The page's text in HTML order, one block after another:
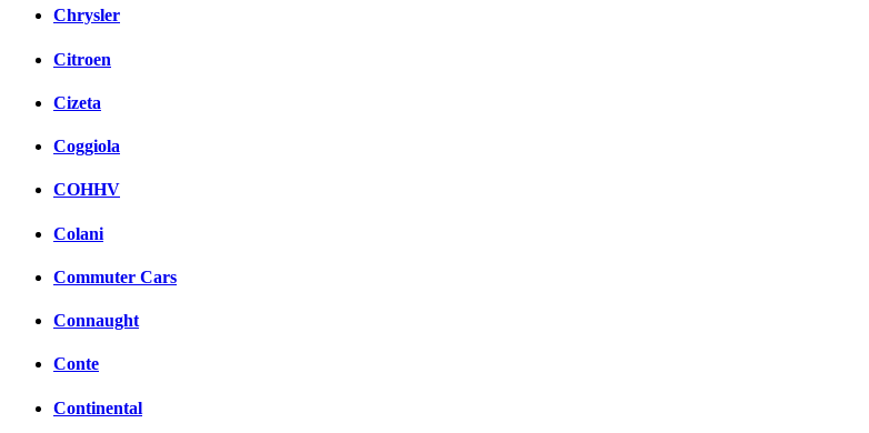
Chrysler
Citroen
Cizeta
Coggiola
COHHV
Colani
Commuter Cars
Connaught
Conte
Continental